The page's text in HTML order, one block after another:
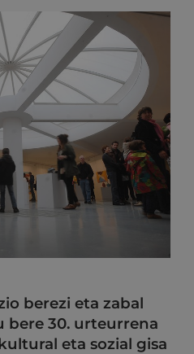
berezi eta zabal
bere 30. urteurrena
eta sozial gisa